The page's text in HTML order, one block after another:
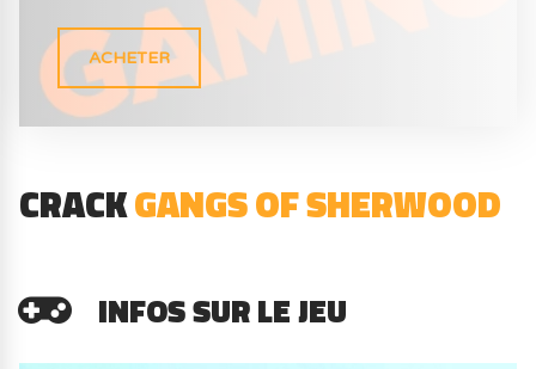
ACHETER
CRACKGANGS OF SHERWOOD
INFOS SUR LE JEU